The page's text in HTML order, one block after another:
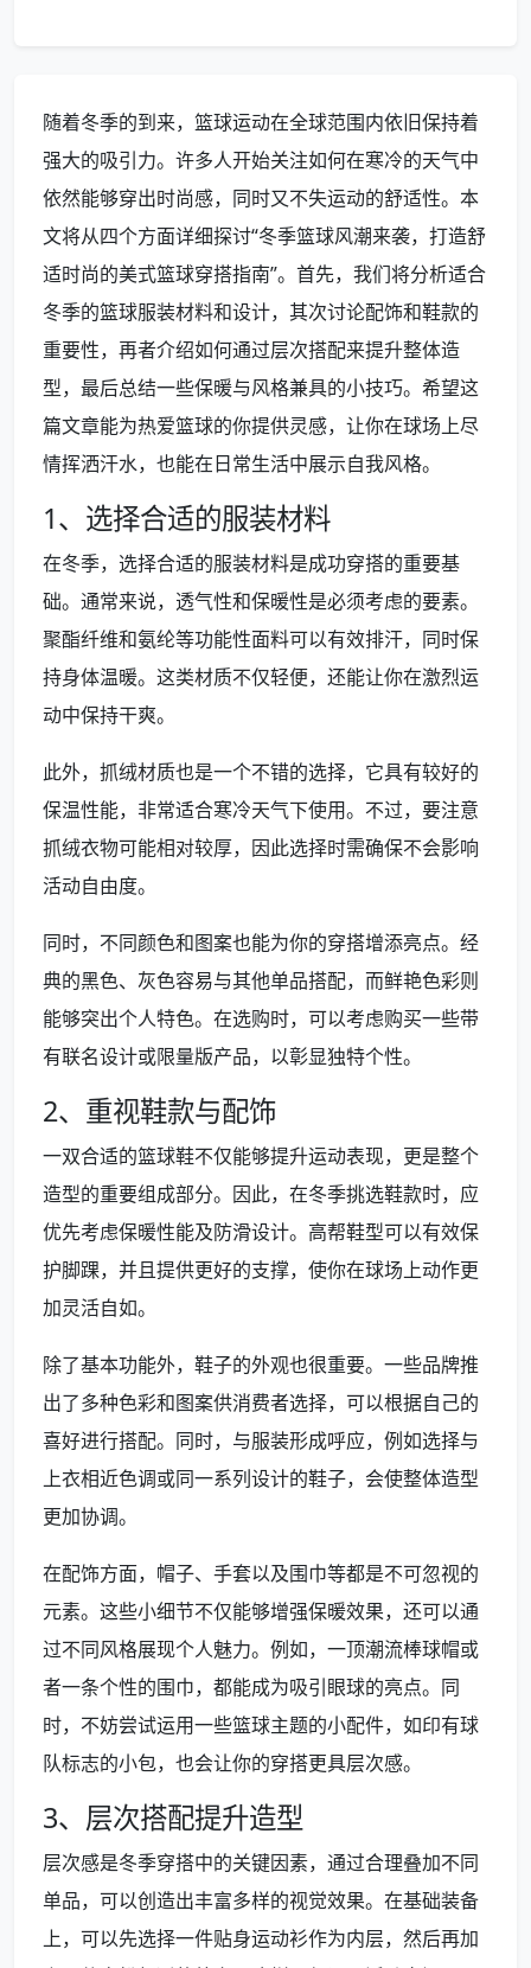
随着冬季的到来，篮球运动在全球范围内依旧保持着
强大的吸引力。许多人开始关注如何在寒冷的天气中
依然能够穿出时尚感，同时又不失运动的舒适性。本
文将从四个方面详细探讨“冬季篮球风潮来袭，打造舒
适时尚的美式篮球穿搭指南”。首先，我们将分析适合
冬季的篮球服装材料和设计，其次讨论配饰和鞋款的
重要性，再者介绍如何通过层次搭配来提升整体造
型，最后总结一些保暖与风格兼具的小技巧。希望这
篇文章能为热爱篮球的你提供灵感，让你在球场上尽
情挥洒汗水，也能在日常生活中展示自我风格。
1、选择合适的服装材料
在冬季，选择合适的服装材料是成功穿搭的重要基
础。通常来说，透气性和保暖性是必须考虑的要素。
聚酯纤维和氨纶等功能性面料可以有效排汗，同时保
持身体温暖。这类材质不仅轻便，还能让你在激烈运
动中保持干爽。
此外，抓绒材质也是一个不错的选择，它具有较好的
保温性能，非常适合寒冷天气下使用。不过，要注意
抓绒衣物可能相对较厚，因此选择时需确保不会影响
活动自由度。
同时，不同颜色和图案也能为你的穿搭增添亮点。经
典的黑色、灰色容易与其他单品搭配，而鲜艳色彩则
能够突出个人特色。在选购时，可以考虑购买一些带
有联名设计或限量版产品，以彰显独特个性。
2、重视鞋款与配饰
一双合适的篮球鞋不仅能够提升运动表现，更是整个
造型的重要组成部分。因此，在冬季挑选鞋款时，应
优先考虑保暖性能及防滑设计。高帮鞋型可以有效保
护脚踝，并且提供更好的支撑，使你在球场上动作更
加灵活自如。
除了基本功能外，鞋子的外观也很重要。一些品牌推
出了多种色彩和图案供消费者选择，可以根据自己的
喜好进行搭配。同时，与服装形成呼应，例如选择与
上衣相近色调或同一系列设计的鞋子，会使整体造型
更加协调。
在配饰方面，帽子、手套以及围巾等都是不可忽视的
元素。这些小细节不仅能够增强保暖效果，还可以通
过不同风格展现个人魅力。例如，一顶潮流棒球帽或
者一条个性的围巾，都能成为吸引眼球的亮点。同
时，不妨尝试运用一些篮球主题的小配件，如印有球
队标志的小包，也会让你的穿搭更具层次感。
3、层次搭配提升造型
层次感是冬季穿搭中的关键因素，通过合理叠加不同
单品，可以创造出丰富多样的视觉效果。在基础装备
上，可以先选择一件贴身运动衫作为内层，然后再加